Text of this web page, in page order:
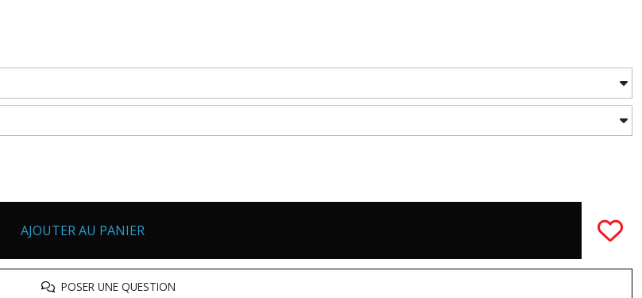
AJOUTER AU PANIER
POSER UNE QUESTION